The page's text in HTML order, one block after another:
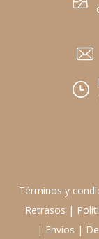
Términos y
Retrasos |
| Envíos |